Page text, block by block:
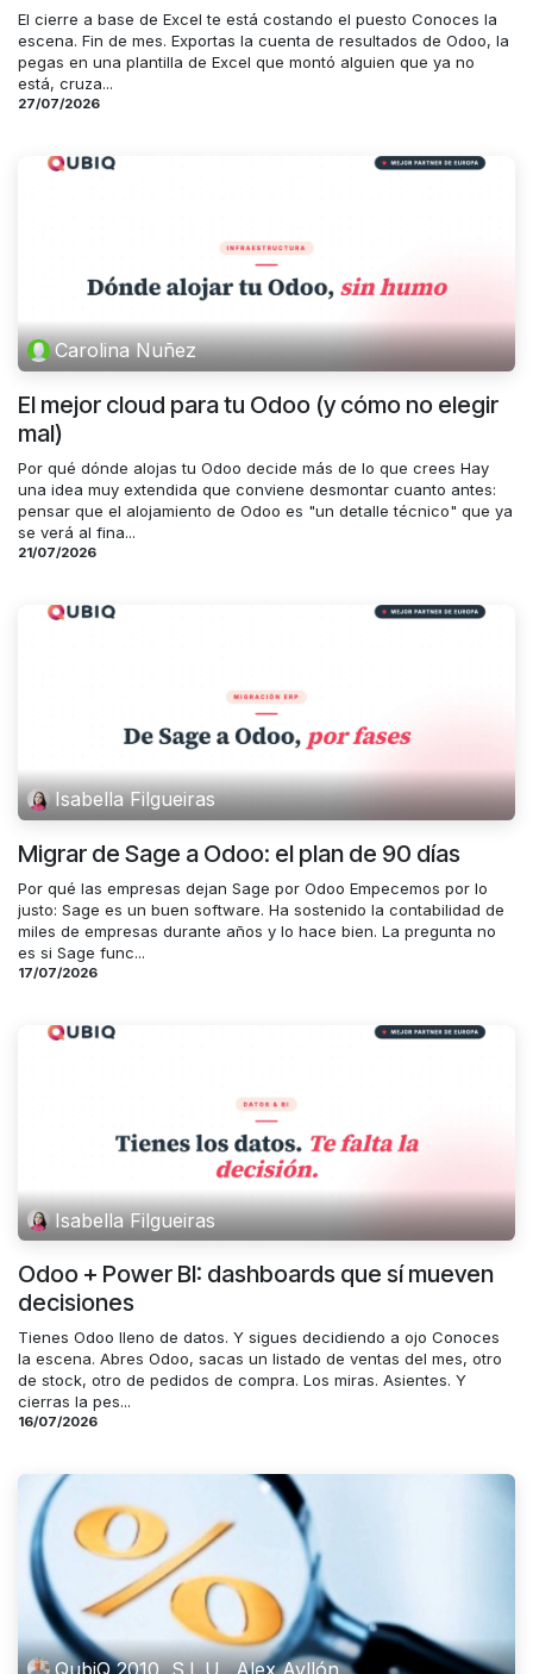
El cierre a base de Excel te está costando el puesto Conoces la
escena. Fin de mes. Exportas la cuenta de resultados de Odoo, la
pegas en una plantilla de Excel que montó alguien que ya no
está, cruza...
27/07/2026
Carolina Nuñez
El mejor cloud para tu Odoo (y cómo no elegir
mal)
Por qué dónde alojas tu Odoo decide más de lo que crees Hay
una idea muy extendida que conviene desmontar cuanto antes:
pensar que el alojamiento de Odoo es "un detalle técnico" que ya
se verá al fina...
21/07/2026
Isabella Filgueiras
Migrar de Sage a Odoo: el plan de 90 días
Por qué las empresas dejan Sage por Odoo Empecemos por lo
justo: Sage es un buen software. Ha sostenido la contabilidad de
miles de empresas durante años y lo hace bien. La pregunta no
es si Sage func...
17/07/2026
Isabella Filgueiras
Odoo + Power BI: dashboards que sí mueven
decisiones
Tienes Odoo lleno de datos. Y sigues decidiendo a ojo Conoces
la escena. Abres Odoo, sacas un listado de ventas del mes, otro
de stock, otro de pedidos de compra. Los miras. Asientes. Y
cierras la pes...
16/07/2026
QubiQ 2010, S.L.U., Alex Ayllón